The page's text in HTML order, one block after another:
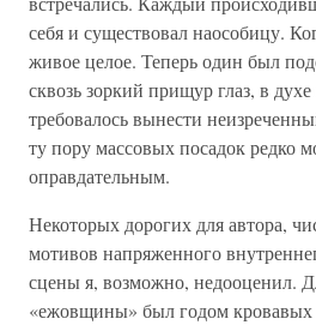
себя и существовал наособицу.
живое целое. Теперь один был
сквозь зоркий прищур глаз, в
требовалось вынести
ту пору массовых посадок редко
оправдательным.
Некоторых дорогих для автора,
мотивов напряженного
сцены я, возможно, недооценил.
«ежовщины» был годом кровавых